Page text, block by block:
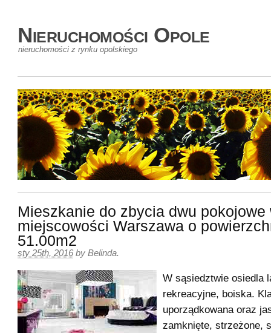
Nieruchomości Opole
nieruchomości z rynku opolskiego
Mieszkanie do zbycia dwu pokojowe
miejscowości Warszawa o
51.00m2
sty 25th, 2016 by Belinda.
W sąsiedztwie osiedla
rekreacyjne, boiska.
uporządkowana oraz
zamknięte, strzeżone,